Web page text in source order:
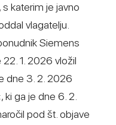
katerim je javno
vlagatelju.
Siemens
22. 1. 2026 vložil
dne 3. 2. 2026
ga je dne 6. 2.
pod št. objave